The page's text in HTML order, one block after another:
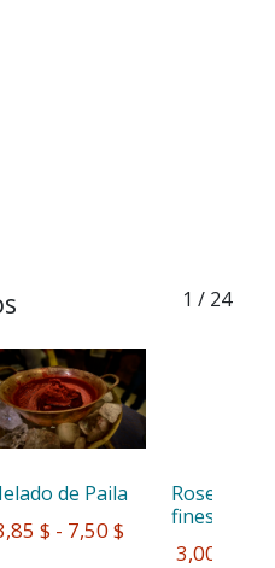
1 / 24
de Paila
$ - 7,50 $
Rosero
fines de s...
3,00 $